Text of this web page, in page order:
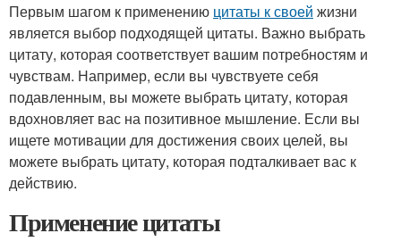
Первым шагом к применению цитаты к своей жизни
является выбор подходящей цитаты. Важно выбрать
цитату, которая соответствует вашим потребностям и
чувствам. Например, если вы чувствуете себя
подавленным, вы можете выбрать цитату, которая
вдохновляет вас на позитивное мышление. Если вы
ищете мотивации для достижения своих целей, вы
можете выбрать цитату, которая подталкивает вас к
действию.
Применение цитаты